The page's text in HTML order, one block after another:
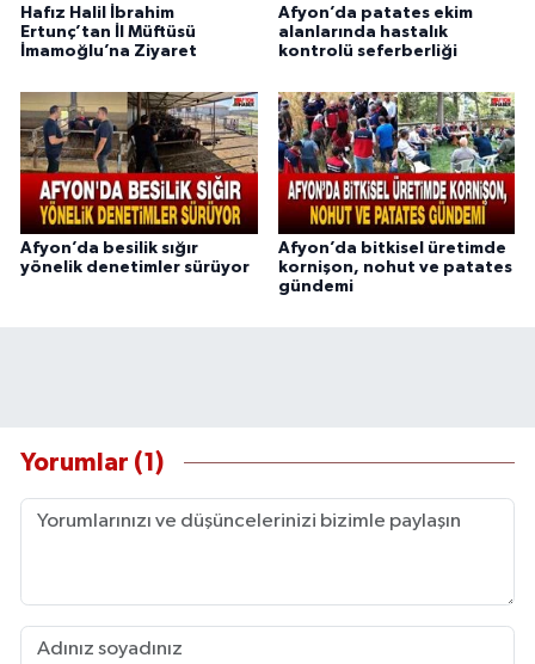
Hafız Halil İbrahim
Ertunç’tan İl Müftüsü
İmamoğlu’na Ziyaret
Afyon’da patates ekim
alanlarında hastalık
kontrolü seferberliği
Afyon’da besilik sığır
yönelik denetimler sürüyor
Afyon’da bitkisel üretimde
kornişon, nohut ve patates
gündemi
Yorumlar (1)